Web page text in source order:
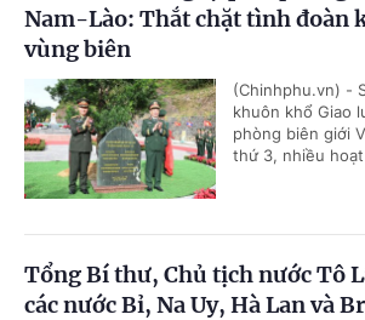
Nam-Lào: Thắt chặt tình đoàn
vùng biên
(Chinhphu.vn) -
khuôn khổ Giao
phòng biên giới
thứ 3, nhiều
Tổng Bí thư, Chủ tịch nước Tô
các nước Bỉ, Na Uy, Hà Lan và